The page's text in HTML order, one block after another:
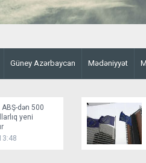
Güney Azərbaycan Mədəniyyət
dən 500
yeni